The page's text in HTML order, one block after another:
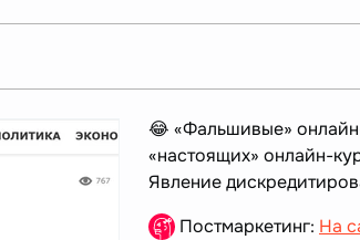
😂 «Фальшивые»
«настоящих» онлайн-
Явление
Постмаркетинг: На